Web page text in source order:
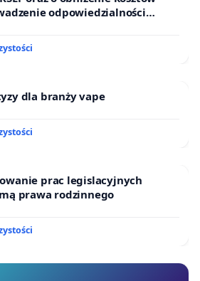
odpowiedzialności
urzędników i sędziów
dla branży vape
prac legislacyjnych
prawa rodzinnego